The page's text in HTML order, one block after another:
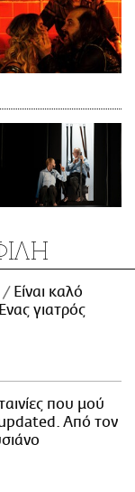
Είναι καλό
γιατρός
που μού
Aπό τον